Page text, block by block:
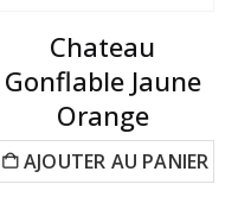
Chateau
Gonflable Jaune
Orange
AJOUTER AU PANIER